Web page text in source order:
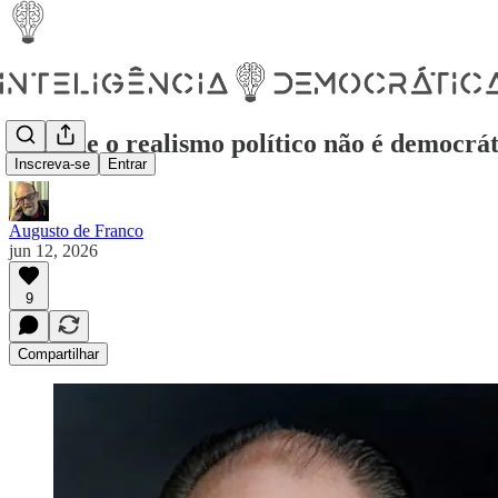
Inscreva-se Entrar
Por que o realismo político não é
Augusto de Franco
jun 12, 2026
9
Compartilhar